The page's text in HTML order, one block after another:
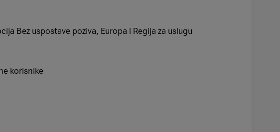
Bez uspostave poziva, Europa i Regija za uslugu
korisnike